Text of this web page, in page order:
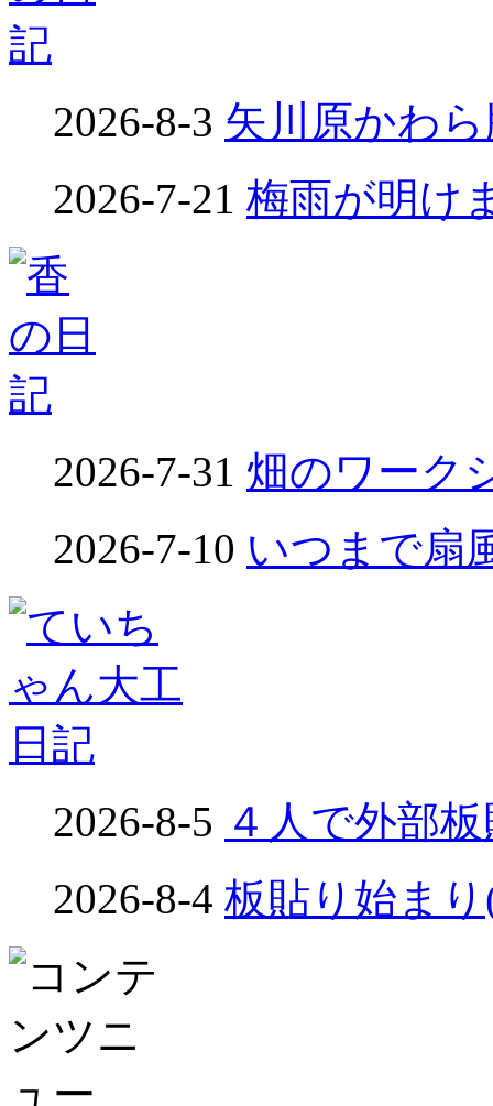
2026-8-3 矢川原かわ
2026-7-21 梅雨が明け
2026-7-31 畑のワーク
2026-7-10 いつまで扇
2026-8-5 ４人で外部
2026-8-4 板貼り始ま